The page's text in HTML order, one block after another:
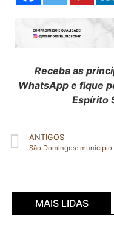
Receba as
WhatsApp e fique
Espírito
ANTIGOS
MAIS LIDAS